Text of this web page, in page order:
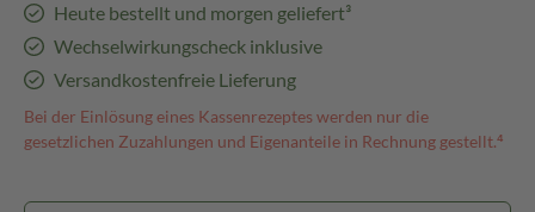
Heute bestellt und morgen geliefert³
Wechselwirkungscheck inklusive
Versandkostenfreie Lieferung
Bei der Einlösung eines Kassenrezeptes werden nur die
gesetzlichen Zuzahlungen und Eigenanteile in Rechnung gestellt.⁴